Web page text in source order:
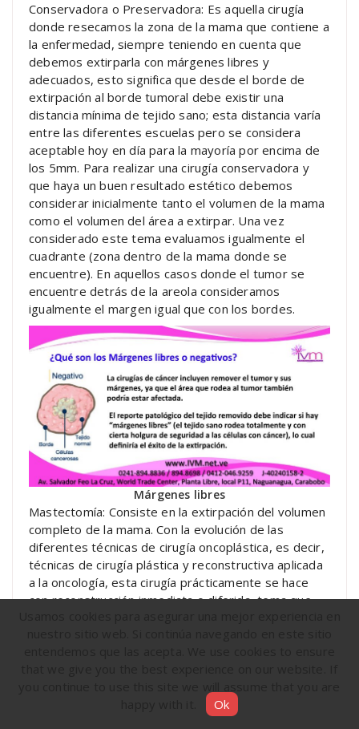
Conservadora o Preservadora: Es aquella cirugía
donde resecamos la zona de la mama que contiene a
la enfermedad, siempre teniendo en cuenta que
debemos extirparla con márgenes libres y
adecuados, esto significa que desde el borde de
extirpación al borde tumoral debe existir una
distancia mínima de tejido sano; esta distancia varía
entre las diferentes escuelas pero se considera
aceptable hoy en día para la mayoría por encima de
los 5mm. Para realizar una cirugía conservadora y
que haya un buen resultado estético debemos
considerar inicialmente tanto el volumen de la mama
como el volumen del área a extirpar. Una vez
considerado este tema evaluamos igualmente el
cuadrante (zona dentro de la mama donde se
encuentre). En aquellos casos donde el tumor se
encuentre detrás de la areola consideramos
igualmente el margen igual que con los bordes.
Márgenes libres
Mastectomía: Consiste en la extirpación del volumen
completo de la mama. Con la evolución de las
diferentes técnicas de cirugía oncoplástica, es decir,
técnicas de cirugía plástica y reconstructiva aplicada
a la oncología, esta cirugía prácticamente se hace
con reconstrucción inmediata o diferida, tema que
decir en el mismo momento de la mastectomía o
tiempo después. Se puede emplear implantes
Ok